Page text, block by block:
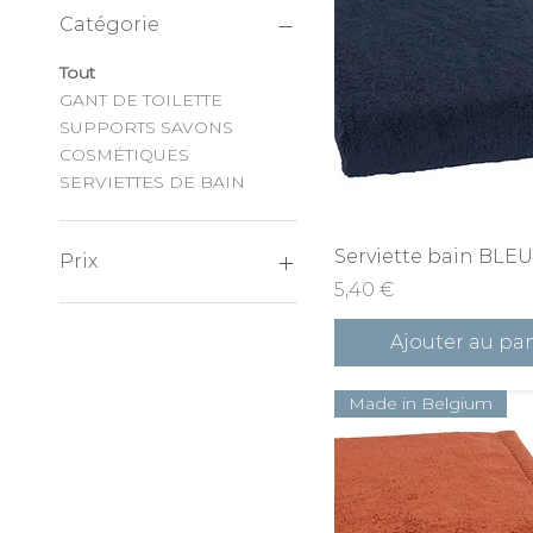
Catégorie
Tout
GANT DE TOILETTE
SUPPORTS SAVONS
COSMÉTIQUES
SERVIETTES DE BAIN
Prix Aperçu
Serviette bain
Prix
5,40 €
Ajouter au
Made in Belgium